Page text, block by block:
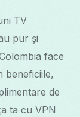
TV
pur și
face
beneficiile,
de
ta cu VPN